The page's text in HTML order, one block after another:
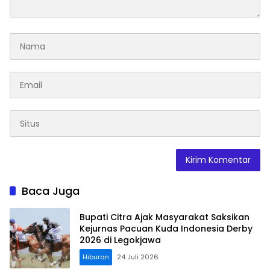
Baca Juga
Bupati Citra Ajak Masyarakat Saksikan
Kejurnas Pacuan Kuda Indonesia Derby
2026 di Legokjawa
Hiburan 24 Juli 2026